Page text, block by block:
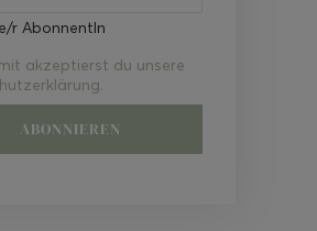
r AbonnentIn
akzeptierst du unsere